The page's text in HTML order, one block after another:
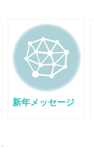
新年メッセージ
.